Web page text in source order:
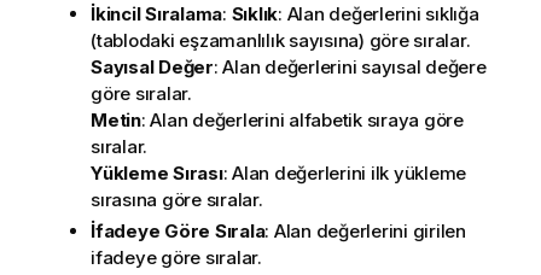
İkincil Sıralama: Sıklık: Alan değerlerini sıklığa
(tablodaki eşzamanlılık sayısına) göre sıralar.
Sayısal Değer: Alan değerlerini sayısal değere
göre sıralar.
Metin: Alan değerlerini alfabetik sıraya göre
sıralar.
Yükleme Sırası: Alan değerlerini ilk yükleme
sırasına göre sıralar.
İfadeye Göre Sırala: Alan değerlerini girilen
ifadeye göre sıralar.